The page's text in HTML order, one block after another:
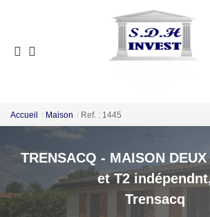
ACCUEIL
NOTRE AGENCE
ESTIMATION
NOS OUTILS
Accueil Maison Ref. : 1445
TRENSACQ - MAISON
et T2
Trensacq